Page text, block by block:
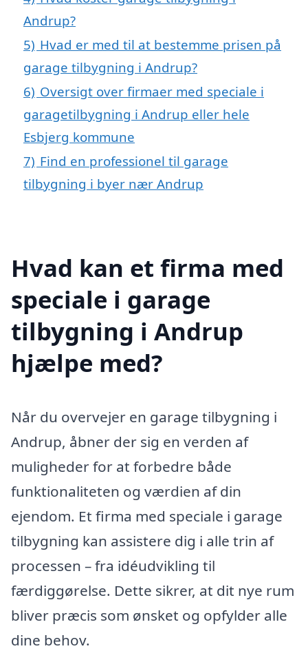
Andrup?
5) Hvad er med til at bestemme prisen på
garage tilbygning i Andrup?
6) Oversigt over firmaer med speciale i
garagetilbygning i Andrup eller hele
Esbjerg kommune
7) Find en professionel til garage
tilbygning i byer nær Andrup
Hvad kan et firma med
speciale i garage
tilbygning i Andrup
hjælpe med?
Når du overvejer en garage tilbygning i
Andrup, åbner der sig en verden af
muligheder for at forbedre både
funktionaliteten og værdien af din
ejendom. Et firma med speciale i garage
tilbygning kan assistere dig i alle trin af
processen – fra idéudvikling til
færdiggørelse. Dette sikrer, at dit nye rum
bliver præcis som ønsket og opfylder alle
dine behov.